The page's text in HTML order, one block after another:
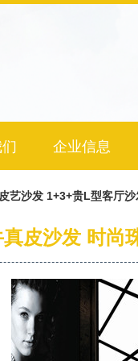
企业信息
艺沙发 1+3+贵L型客厅沙
皮沙发 时尚